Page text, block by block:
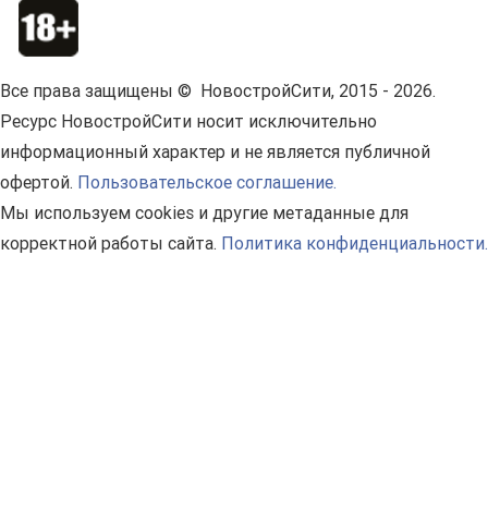
Все права защищены © НовостройСити, 2015 - 2026.
Ресурс НовостройСити носит исключительно
информационный характер и не является публичной
офертой. Пользовательское соглашение.
Мы используем cookies и другие метаданные для
корректной работы сайта. Политика конфиденциальности.